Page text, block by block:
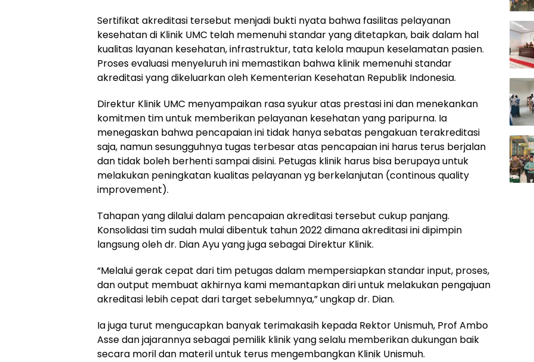
Sertifikat akreditasi tersebut menjadi bukti nyata bahwa fasilitas pelayanan
kesehatan di Klinik UMC telah memenuhi standar yang ditetapkan, baik dalam hal
kualitas layanan kesehatan, infrastruktur, tata kelola maupun keselamatan pasien.
Proses evaluasi menyeluruh ini memastikan bahwa klinik memenuhi standar
akreditasi yang dikeluarkan oleh Kementerian Kesehatan Republik Indonesia.
Direktur Klinik UMC menyampaikan rasa syukur atas prestasi ini dan menekankan
komitmen tim untuk memberikan pelayanan kesehatan yang paripurna. Ia
menegaskan bahwa pencapaian ini tidak hanya sebatas pengakuan terakreditasi
saja, namun sesungguhnya tugas terbesar atas pencapaian ini harus terus berjalan
dan tidak boleh berhenti sampai disini. Petugas klinik harus bisa berupaya untuk
melakukan peningkatan kualitas pelayanan yg berkelanjutan (continous quality
improvement).
Tahapan yang dilalui dalam pencapaian akreditasi tersebut cukup panjang.
Konsolidasi tim sudah mulai dibentuk tahun 2022 dimana akreditasi ini dipimpin
langsung oleh dr. Dian Ayu yang juga sebagai Direktur Klinik.
“Melalui gerak cepat dari tim petugas dalam mempersiapkan standar input, proses,
dan output membuat akhirnya kami memantapkan diri untuk melakukan pengajuan
akreditasi lebih cepat dari target sebelumnya,” ungkap dr. Dian.
Ia juga turut mengucapkan banyak terimakasih kepada Rektor Unismuh, Prof Ambo
Asse dan jajarannya sebagai pemilik klinik yang selalu memberikan dukungan baik
secara moril dan materil untuk terus mengembangkan Klinik Unismuh.